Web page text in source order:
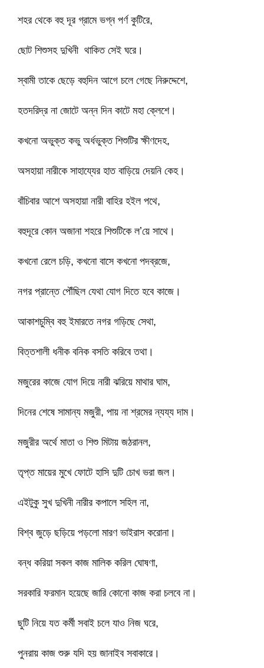
শহর থেকে বহু দূর গ্রামে ভগ্ন পর্ণ কুটিরে,
ছোট শিশুসহ দুখিনী থাকিত সেই ঘরে।
স্বামী তাকে ছেড়ে বহুদিন আগে চলে গেছে নিরুদ্দেশে,
হতদরিদ্র না জোটে অন্ন দিন কাটে মহা ক্লেশে।
কখনো অভুক্ত কভু অর্ধভুক্ত শিশুটির ক্ষীণদেহ,
অসহায়া নারীকে সাহায্যের হাত বাড়িয়ে দেয়নি কেহ।
বাঁচিবার আশে অসহায়া নারী বাহির হইল পথে,
বহুদূরে কোন অজানা শহরে শিশুটিকে লʼয়ে সাথে।
কখনো রেলে চড়ি, কখনো বাসে কখনো পদব্রজে,
নগর প্রান্তে পৌঁছিল যেথা যোগ দিতে হবে কাজে।
আকাশচুম্বি বহু ইমারতে নগর গড়িছে সেথা,
বিত্তশালী ধনীক বনিক বসতি করিবে তথা।
মজুরের কাজে যোগ দিয়ে নারী ঝরিয়ে মাথার ঘাম,
দিনের শেষে সামান্য মজুরী, পায় না শ্রমের ন্যয্য দাম।
মজুরীর অর্থে মাতা ও শিশু মিটায় জঠরানল,
তৃপ্ত মায়ের মুখে ফোটে হাসি দুটি চোখ ভরা জল।
এইটুকু সুখ দুখিনী নারীর কপালে সহিল না,
বিশ্ব জুড়ে ছড়িয়ে পড়লো মারণ ভাইরাস করোনা।
বন্ধ করিয়া সকল কাজ মালিক করিল ঘোষণা,
সরকারি ফরমান হয়েছে জারি কোনো কাজ করা চলবে না।
ছুটি নিয়ে যত কর্মী সবাই চলে যাও নিজ ঘরে,
পুনরায় কাজ শুরু যদি হয় জানাইব সবাকারে।